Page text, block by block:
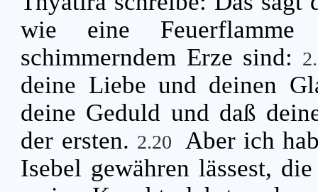
wie eine
schimmerndem Erze sind:
deine Liebe und deinen
deine Geduld und daß
der ersten. 2.20
Aber ich
Isebel gewähren lässest,